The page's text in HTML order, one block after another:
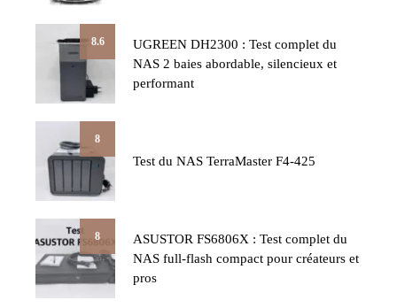
8.6
UGREEN DH2300 : Test complet du
NAS 2 baies abordable, silencieux et
performant
8
Test du NAS TerraMaster F4-425
8
ASUSTOR FS6806X : Test complet du
NAS full-flash compact pour créateurs et
pros